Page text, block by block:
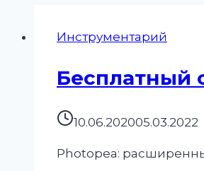
Инструментарий
Бесплатный
10.06.202005.03.2022
Photopea: